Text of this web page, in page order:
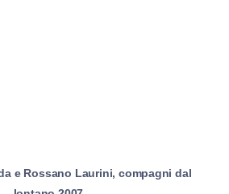
e Rossano Laurini, compagni dal